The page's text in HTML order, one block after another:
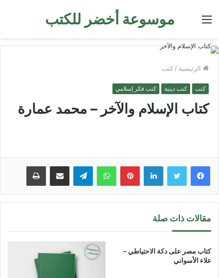
موسوعة أخضر للكتب القائمة
الرئيسية / كتب
كتب كتب دينية كتب فكر إسلامي
كتاب الإسلام والآخر – محمد عمارة
لينكدإن بينتيريستواتساب تيلقرام مشاركة عبر البريد طباعة
مقالات ذات صلة
كتاب مصر على دكة الاحتياطي –
علاء الأسواني